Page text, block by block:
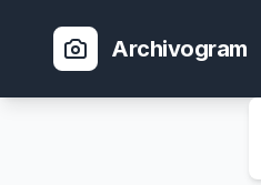
Archivogram